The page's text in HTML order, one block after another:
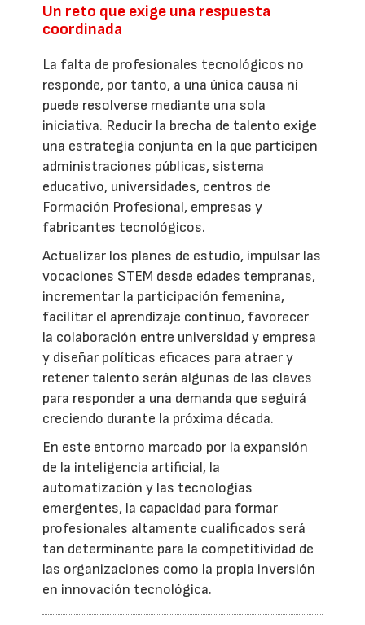
Un reto que exige una respuesta
coordinada
La falta de profesionales tecnológicos no
responde, por tanto, a una única causa ni
puede resolverse mediante una sola
iniciativa. Reducir la brecha de talento exige
una estrategia conjunta en la que participen
administraciones públicas, sistema
educativo, universidades, centros de
Formación Profesional, empresas y
fabricantes tecnológicos.
Actualizar los planes de estudio, impulsar las
vocaciones STEM desde edades tempranas,
incrementar la participación femenina,
facilitar el aprendizaje continuo, favorecer
la colaboración entre universidad y empresa
y diseñar políticas eficaces para atraer y
retener talento serán algunas de las claves
para responder a una demanda que seguirá
creciendo durante la próxima década.
En este entorno marcado por la expansión
de la inteligencia artificial, la
automatización y las tecnologías
emergentes, la capacidad para formar
profesionales altamente cualificados será
tan determinante para la competitividad de
las organizaciones como la propia inversión
en innovación tecnológica.